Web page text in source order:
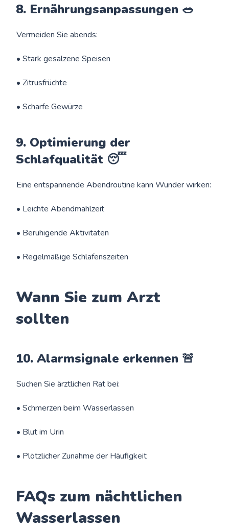
8. Ernährungsanpassungen 🥗
Vermeiden Sie abends:
• Stark gesalzene Speisen
• Zitrusfrüchte
• Scharfe Gewürze
9. Optimierung der
Schlafqualität 😴
Eine entspannende Abendroutine kann Wunder wirken:
• Leichte Abendmahlzeit
• Beruhigende Aktivitäten
• Regelmäßige Schlafenszeiten
Wann Sie zum Arzt
sollten
10. Alarmsignale erkennen 🚨
Suchen Sie ärztlichen Rat bei:
• Schmerzen beim Wasserlassen
• Blut im Urin
• Plötzlicher Zunahme der Häufigkeit
FAQs zum nächtlichen
Wasserlassen